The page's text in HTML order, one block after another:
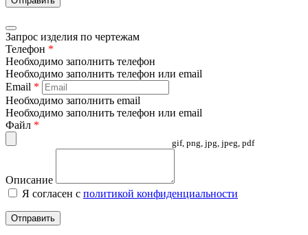
Запрос изделия по чертежам
Телефон *
Необходимо заполнить телефон
Необходимо заполнить телефон или email
Email *
Необходимо заполнить email
Необходимо заполнить телефон или email
Файл *
gif, png, jpg, jpeg, pdf
Описание
Я согласен с политикой конфиденциальности
Отправить